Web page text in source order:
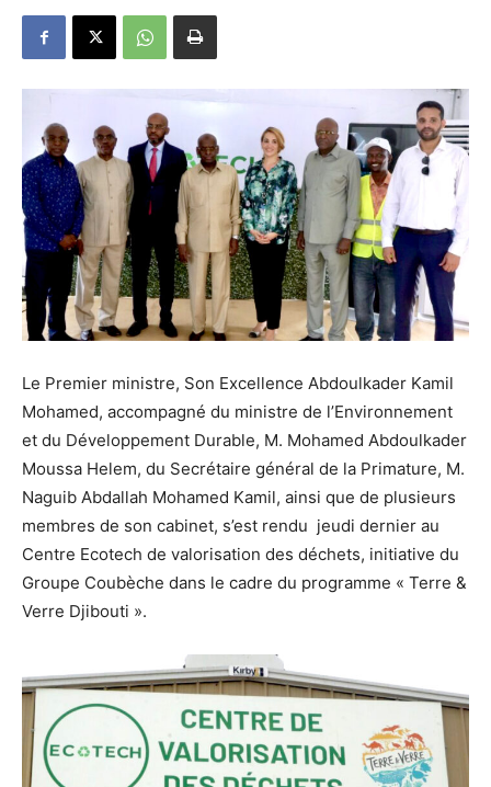
Le Premier ministre, Son Excellence Abdoulkader Kamil
Mohamed, accompagné du ministre de l’Environnement
et du Développement Durable, M. Mohamed Abdoulkader
Moussa Helem, du Secrétaire général de la Primature, M.
Naguib Abdallah Mohamed Kamil, ainsi que de plusieurs
membres de son cabinet, s’est rendu jeudi dernier au
Centre Ecotech de valorisation des déchets, initiative du
Groupe Coubèche dans le cadre du programme « Terre &
Verre Djibouti ».